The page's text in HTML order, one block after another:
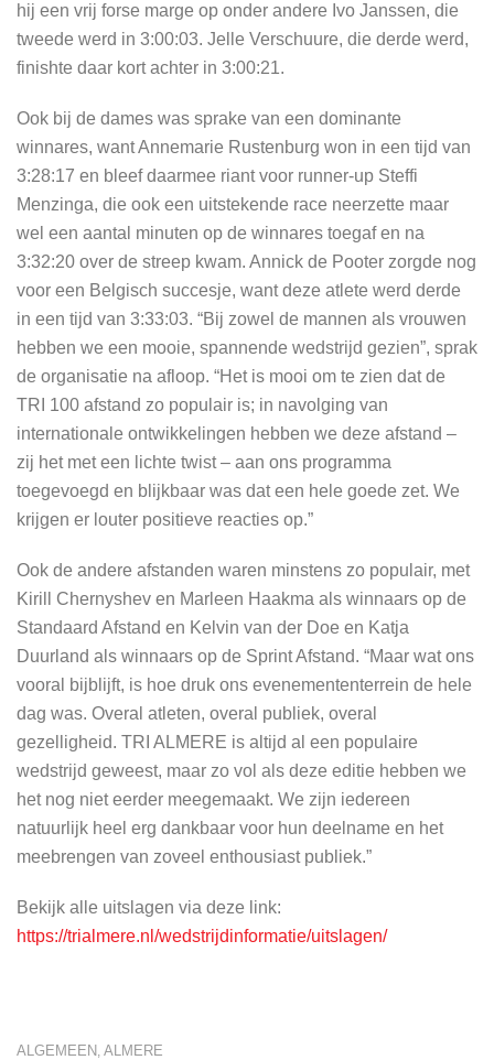
hij een vrij forse marge op onder andere Ivo Janssen, die
tweede werd in 3:00:03. Jelle Verschuure, die derde werd,
finishte daar kort achter in 3:00:21.
Ook bij de dames was sprake van een dominante
winnares, want Annemarie Rustenburg won in een tijd van
3:28:17 en bleef daarmee riant voor runner-up Steffi
Menzinga, die ook een uitstekende race neerzette maar
wel een aantal minuten op de winnares toegaf en na
3:32:20 over de streep kwam. Annick de Pooter zorgde nog
voor een Belgisch succesje, want deze atlete werd derde
in een tijd van 3:33:03. “Bij zowel de mannen als vrouwen
hebben we een mooie, spannende wedstrijd gezien”, sprak
de organisatie na afloop. “Het is mooi om te zien dat de
TRI 100 afstand zo populair is; in navolging van
internationale ontwikkelingen hebben we deze afstand –
zij het met een lichte twist – aan ons programma
toegevoegd en blijkbaar was dat een hele goede zet. We
krijgen er louter positieve reacties op.”
Ook de andere afstanden waren minstens zo populair, met
Kirill Chernyshev en Marleen Haakma als winnaars op de
Standaard Afstand en Kelvin van der Doe en Katja
Duurland als winnaars op de Sprint Afstand. “Maar wat ons
vooral bijblijft, is hoe druk ons evenemententerrein de hele
dag was. Overal atleten, overal publiek, overal
gezelligheid. TRI ALMERE is altijd al een populaire
wedstrijd geweest, maar zo vol als deze editie hebben we
het nog niet eerder meegemaakt. We zijn iedereen
natuurlijk heel erg dankbaar voor hun deelname en het
meebrengen van zoveel enthousiast publiek.”
Bekijk alle uitslagen via deze link:
https://trialmere.nl/wedstrijdinformatie/uitslagen/
ALGEMEEN, ALMERE